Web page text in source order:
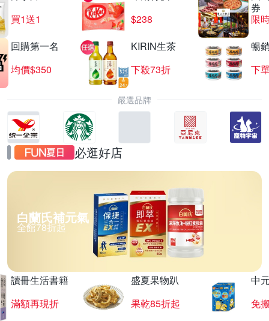
買1送1
$238
券
限
回購第一名
均價$350
KIRIN生茶
下殺73折
暢
下
嚴選品牌
必逛好店
白蘭氏補元氣
全館78折起
讀冊生活書籍
滿額再現折
盛夏果物趴
果乾85折起
中
免